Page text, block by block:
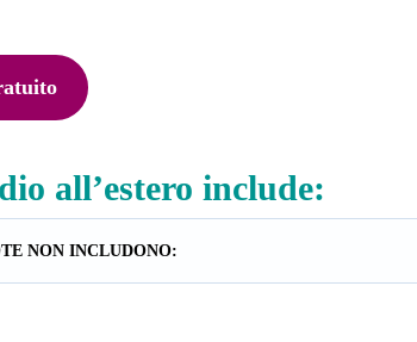
all’estero include:
NON INCLUDONO: